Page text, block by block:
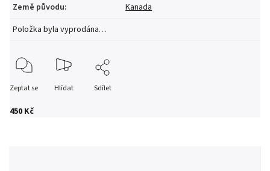
450 Kč
Země původu:
Kanada
Položka byla vyprodána…
Zeptat se Hlídat Sdílet